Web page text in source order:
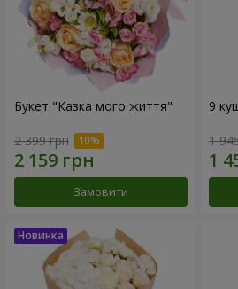
Букет "Казка мого життя"
2 399 грн
Замовити
9
1